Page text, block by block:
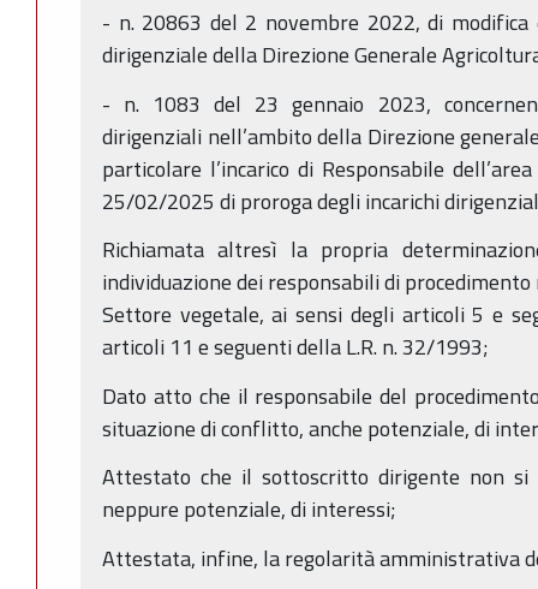
- n. 20863 del 2 novembre 2022, di
dirigenziale della Direzione Generale
- n. 1083 del 23 gennaio 2023,
dirigenziali nell’ambito della Direzione
particolare l’incarico di Responsabile
25/02/2025 di proroga degli incarichi
Richiamata altresì la propria
individuazione dei responsabili di
Settore vegetale, ai sensi degli articoli 5 e
articoli 11 e seguenti della L.R. n. 32/1993;
Dato atto che il responsabile del
situazione di conflitto, anche potenziale, di
Attestato che il sottoscritto dirigente non
neppure potenziale, di interessi;
Attestata, infine, la regolarità amministrativa